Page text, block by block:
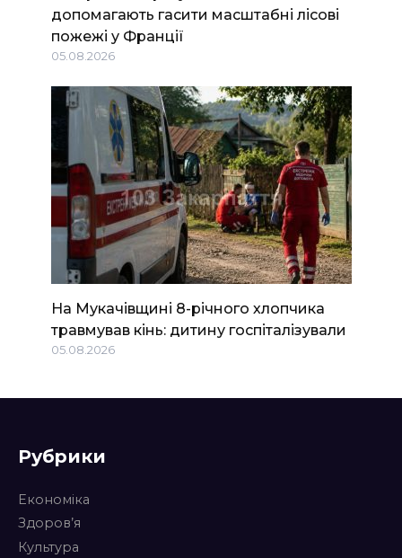
допомагають гасити масштабні лісові
пожежі у Франції
05.08.2026
На Мукачівщині 8-річного хлопчика
травмував кінь: дитину госпіталізували
05.08.2026
Рубрики
Економіка
Здоров’я
Культура